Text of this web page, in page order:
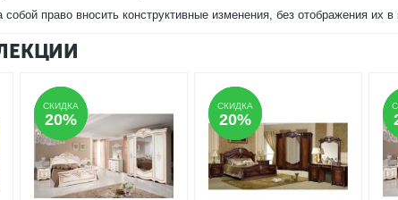
собой право вносить конструктивные изменения, без отображения
СКИДКА
20%
СКИДКА
20%
СКИДКА
20%
СКИДКА
20%